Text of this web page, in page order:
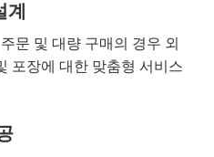
문 및 대량 구매의 경우 외
포장에 대한 맞춤형 서비스